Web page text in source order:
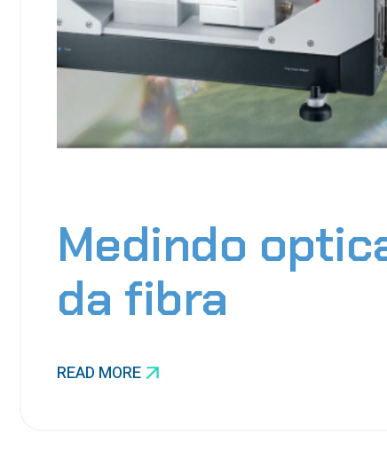
Medindo
da fibra
READ MORE